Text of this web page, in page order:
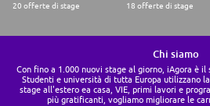
20 offerte di stage 18 offerte di stage
Chi siamo
Con fino a 1.000 nuovi stage al giorno, iAgora è il
Studenti e università di tutta Europa utilizzano
stage all'estero ea casa, VIE, primi lavori e
più gratificanti, vogliamo migliorare le